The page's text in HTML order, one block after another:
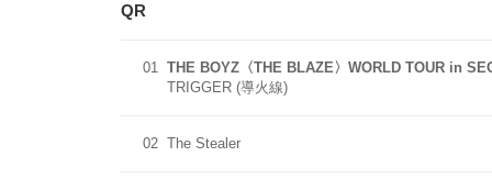
QR
01 THE BOYZ〈THE BLAZE〉WORLD TOUR in
TRIGGER (導火線)
02 The Stealer